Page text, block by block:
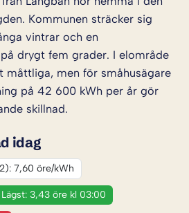
Kommunen sträcker sig
vintrar och en
drygt fem grader. I elområde
måttliga, men för småhusägare
på 42 600 kWh per år gör
skillnad.
idag
7,60 öre/kWh
Lägst: 3,43 öre kl 03:00